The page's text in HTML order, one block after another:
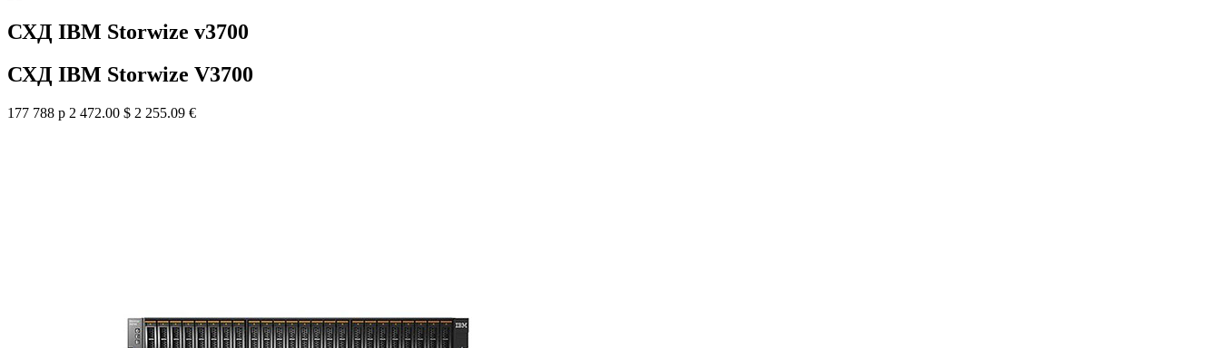
СХД IBM Storwize v3700
СХД IBM Storwize V3700
177 788 р 2 472.00 $ 2 255.09 €